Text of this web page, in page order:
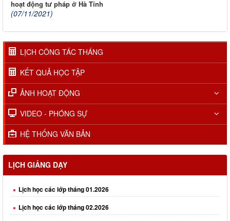
hoạt động tư pháp ở Hà Tĩnh
(07/11/2021)
LỊCH CÔNG TÁC THÁNG
KẾT QUẢ HỌC TẬP
ẢNH HOẠT ĐỘNG
VIDEO - PHÓNG SỰ
HỆ THỐNG VĂN BẢN
LỊCH GIẢNG DẠY
Lịch học các lớp tháng 01.2026
Lịch học các lớp tháng 02.2026
Lịch học các lớp tháng 03.2026